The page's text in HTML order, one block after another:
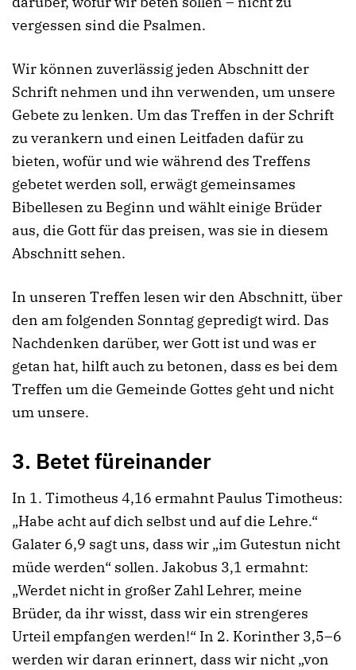
vergessen sind die Psalmen.
Wir können zuverlässig jeden Abschnitt der
Schrift nehmen und ihn verwenden, um unsere
Gebete zu lenken. Um das Treffen in der Schrift
zu verankern und einen Leitfaden dafür zu
bieten, wofür und wie während des Treffens
gebetet werden soll, erwägt gemeinsames
Bibellesen zu Beginn und wählt einige Brüder
aus, die Gott für das preisen, was sie in diesem
Abschnitt sehen.
In unseren Treffen lesen wir den Abschnitt, über
den am folgenden Sonntag gepredigt wird. Das
Nachdenken darüber, wer Gott ist und was er
getan hat, hilft auch zu betonen, dass es bei dem
Treffen um die Gemeinde Gottes geht und nicht
um unsere.
3. Betet füreinander
In 1. Timotheus 4,16 ermahnt Paulus Timotheus:
„Habe acht auf dich selbst und auf die Lehre.“
Galater 6,9 sagt uns, dass wir „im Gutestun nicht
müde werden“ sollen. Jakobus 3,1 ermahnt:
„Werdet nicht in großer Zahl Lehrer, meine
Brüder, da ihr wisst, dass wir ein strengeres
Urteil empfangen werden!“ In 2. Korinther 3,5–6
werden wir daran erinnert, dass wir nicht „von